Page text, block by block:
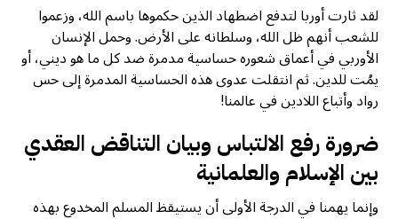
لقد ثارت أوربا لتدفع اضطهاد الذين حكموها باسم الله، وزعموا
للشعب أنهم ظل الله، وسلطانه على الأرض. وحمل الإنسان
الأوربي في أعماق شعوره حساسية مدمرة ضد كل ما هو ديني، أو
يمُت للدين. ثم انتقلت عدوى هذه الحساسية المدمرة إلى حس
رواد وأتباع اللادين في عالمنا!
ضرورة رفع الالتباس وبيان التناقض العقدي
بين الإسلام والعلمانية
وإنما يهمنا في الدرجة الأولى أن يستيقظ المسلم المخدوع بهذه